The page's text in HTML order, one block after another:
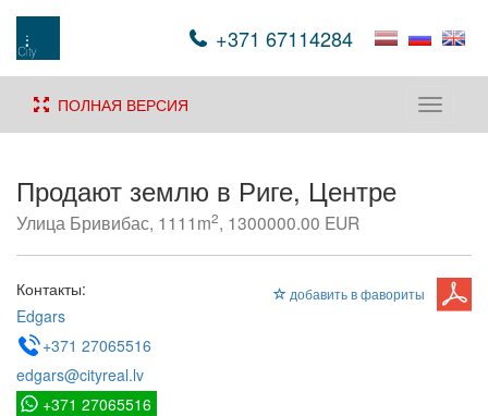
+371 67114284
Toggle
ПОЛНАЯ ВЕРСИЯ
Продают землю в Риге, Центре
Улица Бривибас, 1111m2, 1300000.00 EUR
добавить в фавориты
Контакты:
Edgars
+371 27065516
edgars@cityreal.lv
+371 27065516